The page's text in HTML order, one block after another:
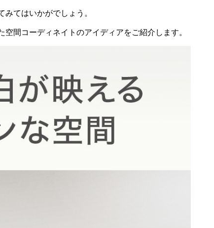
てはいかがでしょう。
間コーディネイトのアイディアをご紹介します。